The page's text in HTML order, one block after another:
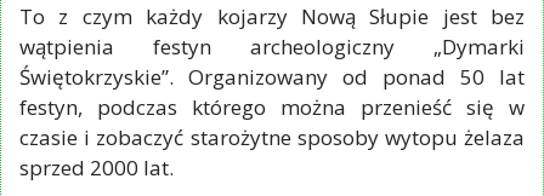
To z czym każdy kojarzy Nową Słupie jest bez
wątpienia festyn archeologiczny „Dymarki
Świętokrzyskie”. Organizowany od ponad 50 lat
festyn, podczas którego można przenieść się w
czasie i zobaczyć starożytne sposoby wytopu żelaza
sprzed 2000 lat.